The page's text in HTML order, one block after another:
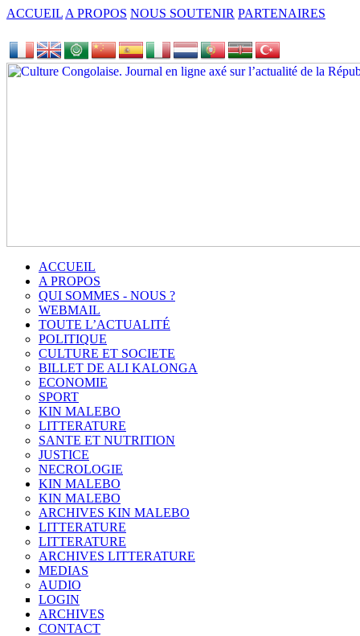
ACCUEIL A PROPOS NOUS SOUTENIR PARTENAIRES
ACCUEIL
A PROPOS
QUI SOMMES - NOUS ?
WEBMAIL
TOUTE L’ACTUALITÉ
POLITIQUE
CULTURE ET SOCIETE
BILLET DE ALI KALONGA
ECONOMIE
SPORT
KIN MALEBO
LITTERATURE
SANTE ET NUTRITION
JUSTICE
NECROLOGIE
KIN MALEBO
KIN MALEBO
ARCHIVES KIN MALEBO
LITTERATURE
LITTERATURE
ARCHIVES LITTERATURE
MEDIAS
AUDIO
LOGIN
ARCHIVES
CONTACT